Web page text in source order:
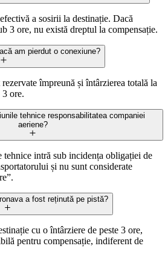
a sosirii la destinație. Dacă
3 ore, nu există dreptul la compensație.
am pierdut o conexiune?
împreună și întârzierea totală la
3 ore.
tehnice responsabilitatea companiei
aeriene?
tehnice intră sub incidența obligației de
și nu sunt considerate
a fost reținută pe pistă?
cu o întârziere de peste 3 ore,
pentru compensație, indiferent de